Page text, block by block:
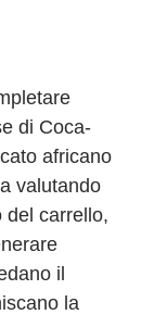
di Coca-
africano
valutando
del carrello,
il
la